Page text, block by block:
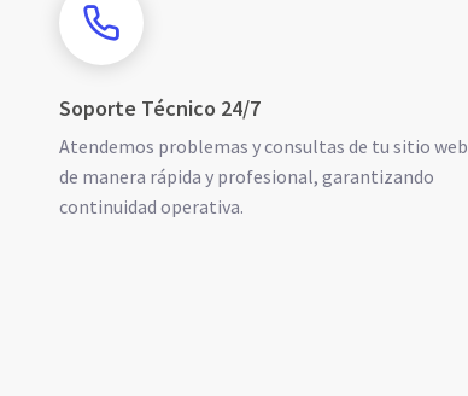
Soporte Técnico 24/7
Atendemos problemas y consultas de tu sitio web
de manera rápida y profesional, garantizando
continuidad operativa.